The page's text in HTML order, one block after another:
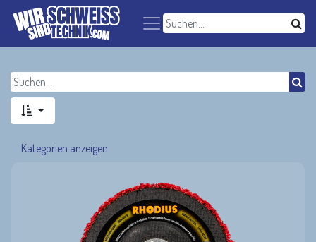
Kategorien anzeigen